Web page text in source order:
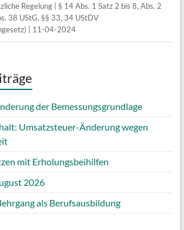
Regelung | § 14 Abs. 1 Satz 2 bis 8, Abs. 2
38 UStG, §§ 33, 34 UStDV
| 11-04-2024
der Bemessungsgrundlage
Umsatzsteuer-Änderung wegen
mit Erholungsbeihilfen
2026
als Berufsausbildung